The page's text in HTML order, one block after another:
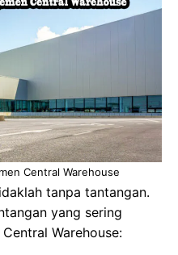
Central Warehouse
tanpa tantangan.
yang sering
Warehouse: